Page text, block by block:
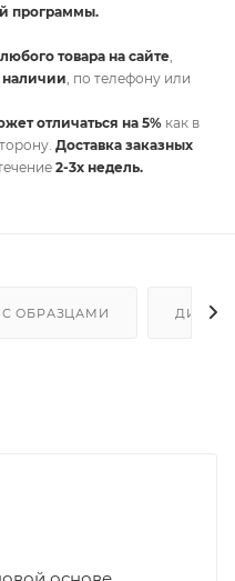
программы.
товара на сайте,
наличии, по телефону или
отличаться на 5% как в
Доставка заказных
2-3х недель.
ОБРАЗЦАМИ